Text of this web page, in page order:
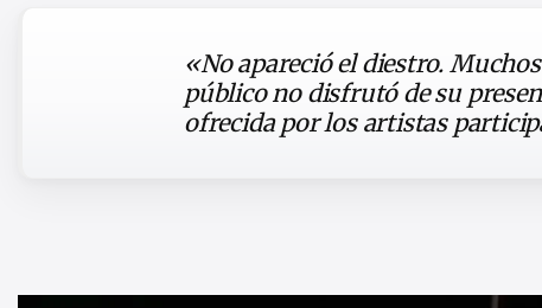
«No apareció el diestro.
público no disfrutó de su
ofrecida por los artistas